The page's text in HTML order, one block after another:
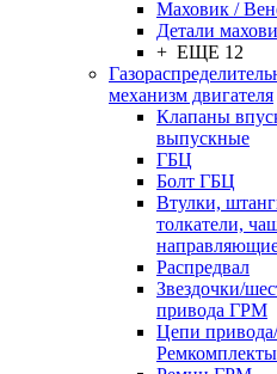
Маховик /
Детали
+ ЕЩЕ 12
механизм двигателя
Клапаны
выпускные
ГБЦ
Болт ГБЦ
Втулки,
толкатели,
Распредвал
Звездочки/
привода ГРМ
Цепи привода/